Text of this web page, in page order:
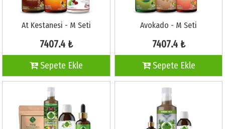
At Kestanesi - M Seti
7407.4 ₺
Sepete Ekle
Avokado - M Seti
7407.4 ₺
Sepete Ekle